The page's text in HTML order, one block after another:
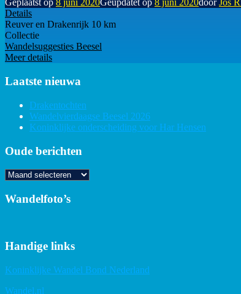
Geplaatst op 8 juni 2020Geüpdatet op 8 juni 2020doorJos
Details
Reuver en Drakenrijk 10 km
Collectie
Wandelsuggesties Beesel
Meer details
Laatste nieuwa
Drakentochten
Wandelvierdaagse Beesel 2026
Koninklijke onderscheiding voor Har Hensen
Oude berichten
Oude
Wandelfoto’s
Handige links
Koninklijke Wandel Bond Nederland
Wandel.nl